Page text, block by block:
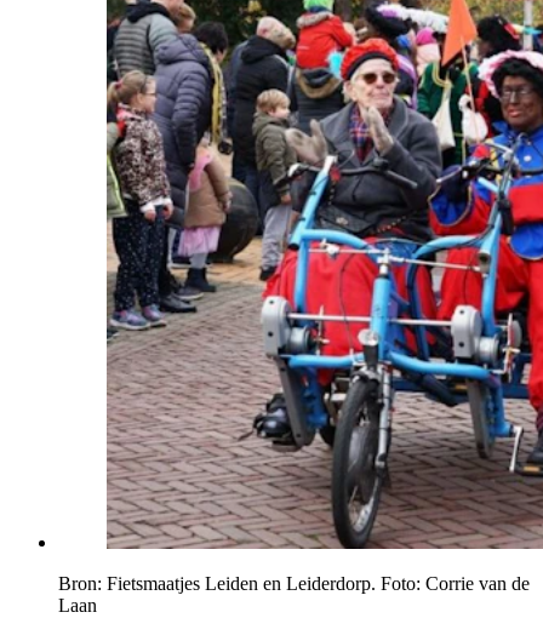
Bron: Fietsmaatjes Leiden en Leiderdorp. Foto: Corrie van de
Laan